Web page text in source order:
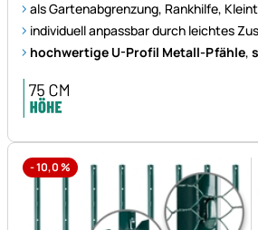
als Gartenabgrenzung, Rankhilfe,
individuell anpassbar durch leichtes
hochwertige U-Profil Metall-Pfähle,
-10,0%